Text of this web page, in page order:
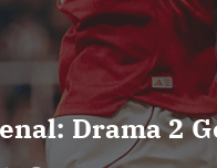
Drama 2